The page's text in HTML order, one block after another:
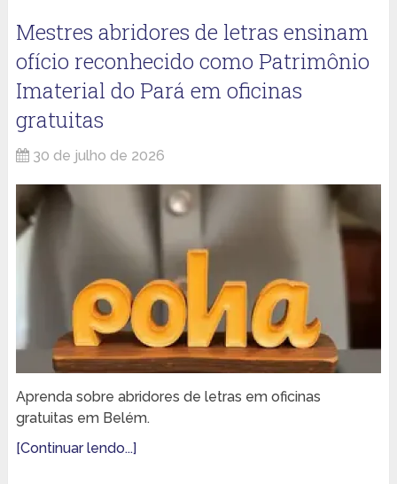
Mestres abridores de letras ensinam
ofício reconhecido como Patrimônio
Imaterial do Pará em oficinas
gratuitas
30 de julho de 2026
Aprenda sobre abridores de letras em oficinas
gratuitas em Belém.
[Continuar lendo...]